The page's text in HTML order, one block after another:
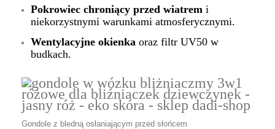
Pokrowiec chroniący przed wiatrem i
niekorzystnymi warunkami atmosferycznymi.
Wentylacyjne okienka oraz filtr UV50 w
budkach.
Gondole z bledną osłaniającym przed słońcem